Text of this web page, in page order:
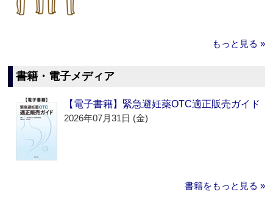
もっと見る »
書籍・電子メディア
【電子書籍】緊急避妊薬OTC適正販売ガイド
2026年07月31日 (金)
書籍をもっと見る »